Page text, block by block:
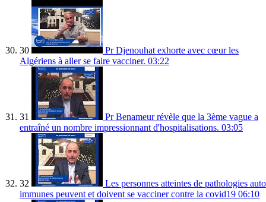
30
Pr Djenouhat exhorte avec cœur les
Algériens à aller se faire vacciner. 03:22
31
Pr Benameur révèle que la 3ème vague a
entraîné un nombre impressionnant d'hospitalisations. 03:05
32
Les personnes atteintes de pathologies
immunes peuvent et doivent se vacciner contre la covid19 06:10